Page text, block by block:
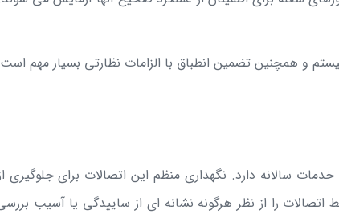
و همچنین تضمین انطباق با الزامات نظارتی بسیار مهم
به خدمات سالانه دارد. نگهداری منظم این اتصالات برای
را از نظر هرگونه نشانه ای از ساییدگی یا آسیب